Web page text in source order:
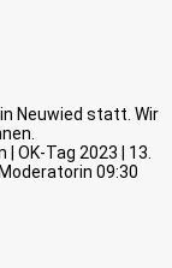
Neuwied statt. Wir
OK-Tag 2023 | 13.
09:30